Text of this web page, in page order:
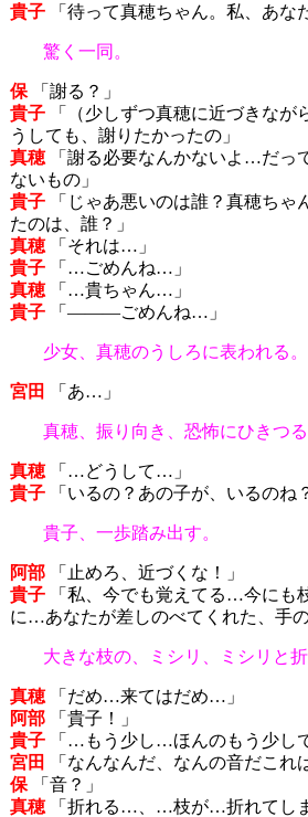
貴子「待って真穂ちゃん。私、あな
驚く一同。
保「謝る？」
貴子「（少しずつ真穂に近づきなが
うしても、謝りたかったの」
真穂「謝る必要なんかないよ…だっ
ないもの」
貴子「じゃあ悪いのは誰？真穂ちゃ
たのは、誰？」
真穂「それは…」
貴子「…ごめんね…」
真穂「…貴ちゃん…」
貴子「―――ごめんね…」
少女、真穂のうしろに表われる。
宮田 「あ…」
真穂、振り向き、恐怖にひきつる
真穂「…どうして…」
貴子「いるの？あの子が、いるのね
貴子、一歩踏み出す。
阿部「止めろ、近づくな！」
貴子「私、今でも覚えてる…今にも
に…あなたが差しのべてくれた、手
大きな枝の、ミシリ、ミシリと折
真穂「だめ…来てはだめ…」
阿部「貴子！」
貴子「…もう少し…ほんのもう少し
宮田
「なんなんだ、なんの音だこれ
保「音？」
真穂「折れる…、…枝が…折れてし